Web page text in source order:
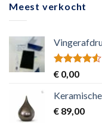
Meest verkocht
Rated
4.50
of 5
€ 0,00
€ 89,00